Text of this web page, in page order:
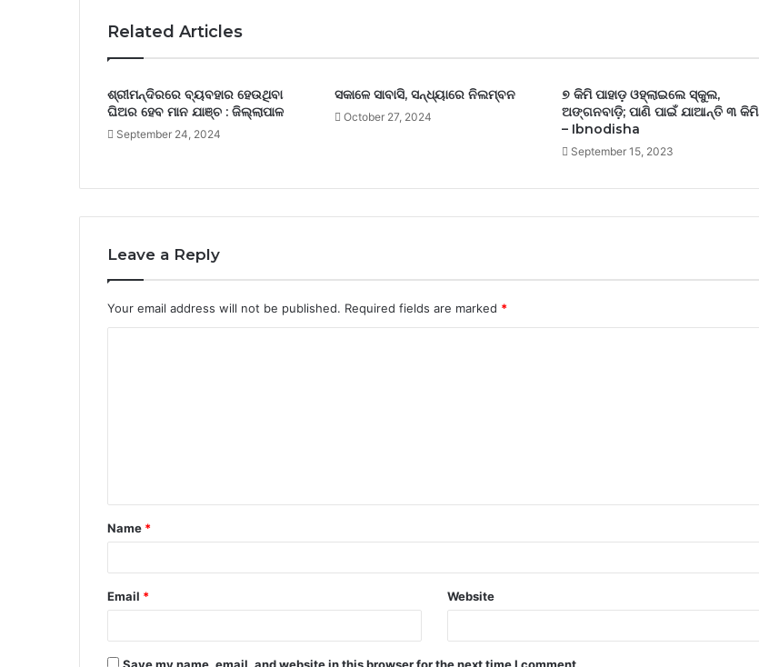
Related Articles
ଶ୍ରୀମନ୍ଦିରରେ ବ୍ୟବହାର ହେଉଥିବା
ଘିଅର ହେବ ମାନ ଯାଞ୍ଚ : ଜିଲ୍ଲାପାଳ
September 24, 2024
ସକାଳେ ସାବାସି, ସନ୍ଧ୍ୟାରେ ନିଲମ୍ବନ
October 27, 2024
୭ କିମି ପାହାଡ଼ ଓହ୍ଲାଇଲେ ସ୍କୁଲ,
ଅଙ୍ଗନବାଡ଼ି; ପାଣି ପାଇଁ ଯାଆନ୍ତି ୩ କିମି
– Ibnodisha
September 15, 2023
Leave a Reply
Your email address will not be published. Required fields are marked *
t
*
Name *
Email * Website